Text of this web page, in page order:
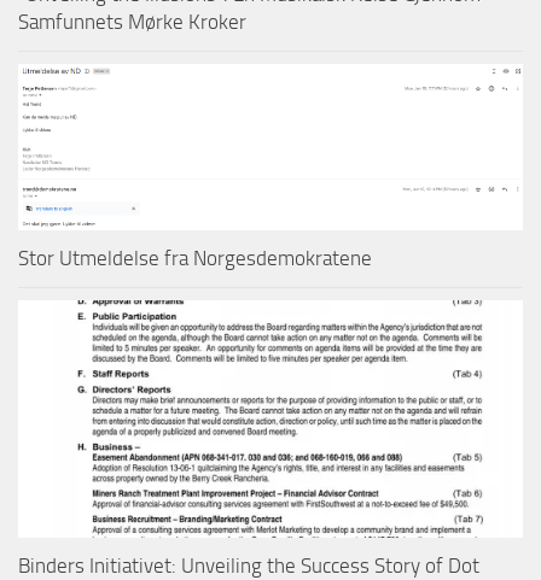
Samfunnets Mørke Kroker
Stor Utmeldelse fra Norgesdemokratene
Binders Initiativet: Unveiling the Success Story of Dot